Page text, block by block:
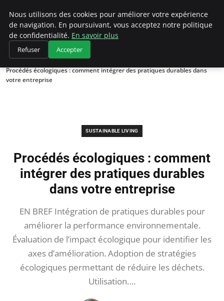
Climategatecountryclub.com
Accueil
Sustainable Living
Procédés écologiques : comment intégrer des pratiques durables dans
votre entreprise
SUSTAINABLE LIVING
Procédés écologiques : comment
intégrer des pratiques durables
dans votre entreprise
EN BREF Intégration de pratiques durables pour
améliorer la performance environnementale.
Évaluation de l’impact écologique pour identifier les
axes d’amélioration. Adoption de stratégies
écologiques permettant de réduire les déchets.
Utilisation….
Nous utilisons des cookies pour améliorer votre expérience
de navigation. En poursuivant, vous acceptez notre politique
de confidentialité. En savoir plus
Refuser Accepter